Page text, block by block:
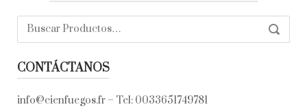
Buscar:
CONTÁCTANOS
info@cienfuegos.fr – Tel: 0033651749781